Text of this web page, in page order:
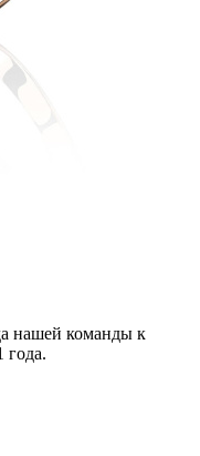
нашей команды к
года.